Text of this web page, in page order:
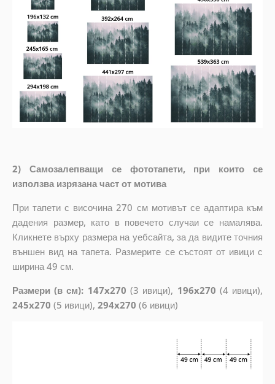
2) Самозалепващи се фототапети, при които се
използва изрязана част от мотива
При тапети с височина 270 см мотивът се адаптира към
дадения размер, като в повечето случаи се намалява.
Кликнете върху размера на уебсайта, за да видите точния
външен вид на тапета. Размерите се състоят от ивици с
ширина 49 см.
Размери (в см): 147x270 (3 ивици), 196x270 (4 ивици),
245x270 (5 ивици), 294x270 (6 ивици)